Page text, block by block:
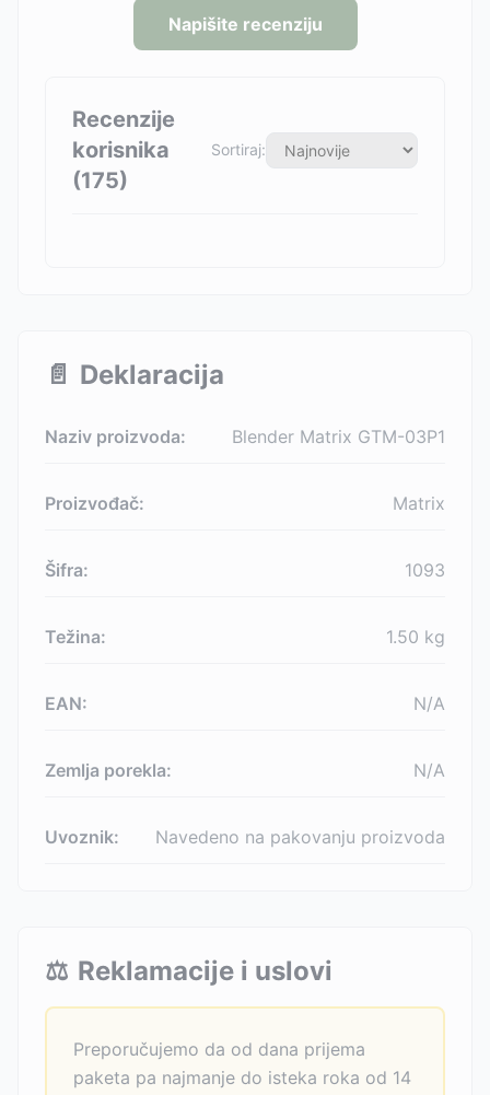
Napišite recenziju
Recenzije
korisnika
(175)
Sortiraj:
📄 Deklaracija
Naziv proizvoda: Blender Matrix GTM-03P1
Proizvođač: Matrix
Šifra: 1093
Težina: 1.50 kg
EAN: N/A
Zemlja porekla: N/A
Uvoznik: Navedeno na pakovanju proizvoda
⚖️ Reklamacije i uslovi
Preporučujemo da od dana prijema
paketa pa najmanje do isteka roka od 14